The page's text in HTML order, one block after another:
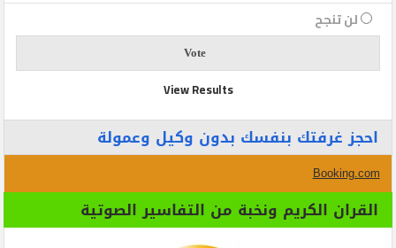
لن تنجح
View Results
احجز غرفتك بنفسك بدون وكيل وعمولة
Booking.com
القران الكريم ونخبة من التفاسير الصوتية